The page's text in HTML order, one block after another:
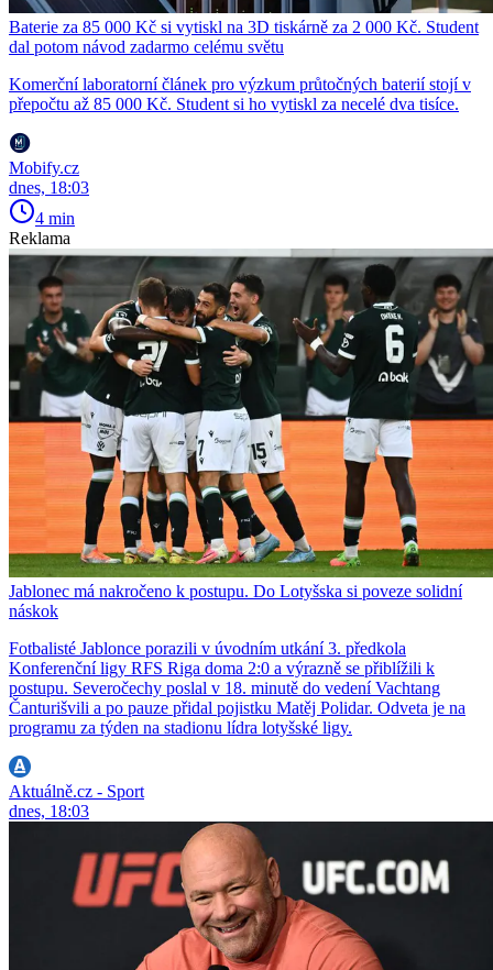
Baterie za 85 000 Kč si vytiskl na 3D tiskárně za 2 000 Kč. Student
dal potom návod zadarmo celému světu
Komerční laboratorní článek pro výzkum průtočných baterií stojí v
přepočtu až 85 000 Kč. Student si ho vytiskl za necelé dva tisíce.
Mobify.cz
dnes, 18:03
4 min
Reklama
Jablonec má nakročeno k postupu. Do Lotyšska si poveze solidní
náskok
Fotbalisté Jablonce porazili v úvodním utkání 3. předkola
Konferenční ligy RFS Riga doma 2:0 a výrazně se přiblížili k
postupu. Severočechy poslal v 18. minutě do vedení Vachtang
Čanturišvili a po pauze přidal pojistku Matěj Polidar. Odveta je na
programu za týden na stadionu lídra lotyšské ligy.
Aktuálně.cz - Sport
dnes, 18:03